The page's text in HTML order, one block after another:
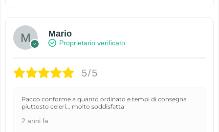
Mario
Proprietario verificato
5/5
Pacco conforme a quanto ordinato e tempi di consegna
piuttosto celeri... molto soddisfatta
2 anni fa